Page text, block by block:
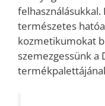
természetes
kozmetikumokat
szemezgessünk a